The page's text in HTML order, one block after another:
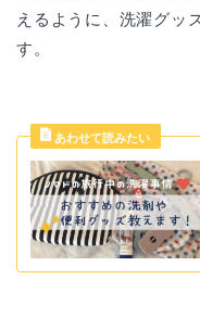
えるように、洗濯グッ
す。